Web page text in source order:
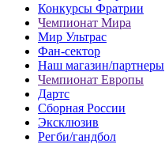
Конкурсы Фратрии
Чемпионат Мира
Мир Ультрас
Фан-cектор
Наш магазин/партнеры
Чемпионат Европы
Дартс
Сборная России
Эксклюзив
Регби/гандбол